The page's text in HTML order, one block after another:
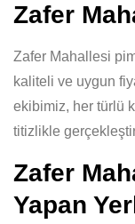
Zafer
Zafer Mahallesi
kaliteli ve uygun
ekibimiz, her türlü
titizlikle
Zafer
Yapan